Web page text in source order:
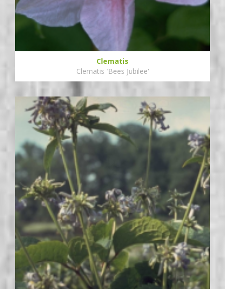
Clematis
Clematis 'Bees Jubilee'